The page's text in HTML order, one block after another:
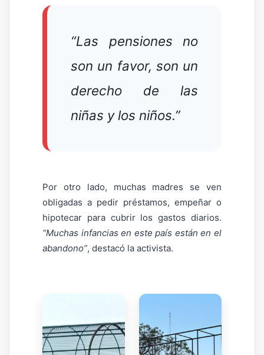
“Las pensiones no
son un favor, son un
derecho de las
niñas y los niños.”
Por otro lado, muchas madres se ven
obligadas a pedir préstamos, empeñar o
hipotecar para cubrir los gastos diarios.
“Muchas infancias en este país están en el
abandono”, destacó la activista.